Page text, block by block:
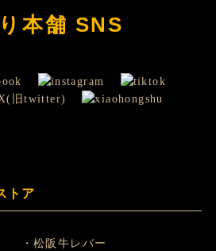
本舗 SNS
トア
・松阪牛レバー